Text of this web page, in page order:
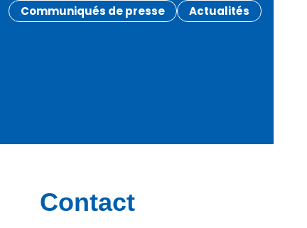
Communiqués de presse Actualités
Contact